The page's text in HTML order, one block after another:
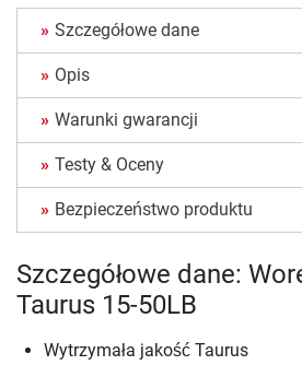
Szczegółowe dane
Opis
Warunki gwarancji
Testy & Oceny
Bezpieczeństwo produktu
Szczegółowe dane:
Taurus 15-50LB
Wytrzymała jakość Taurus